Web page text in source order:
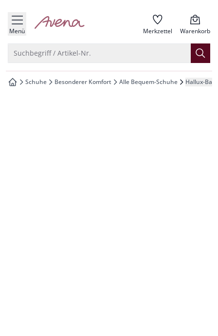
springen
springen
springen
springen
Menü zur Startseite Merkzettel Warenkorb
Suchbegriff / Artikel-Nr.
zur Startseite
Schuhe Besonderer Komfort Alle Bequem-Schuhe Hallux-